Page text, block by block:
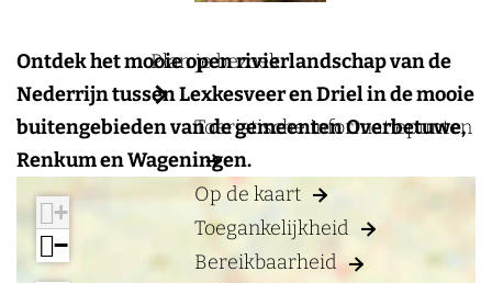
Plan je bezoek
Toeristische informatiepunten
Op de kaart
Toegankelijkheid
Bereikbaarheid
Ontdek het mooie open rivierlandschap van de
Nederrijn tussen Lexkesveer en Driel in de mooie
buitengebieden van de gemeenten Overbetuwe,
Renkum en Wageningen.
+
−